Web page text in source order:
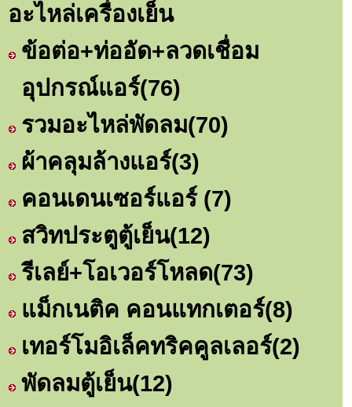
อะไหล่เครื่องเย็น
ข้อต่อ+ท่ออัด+ลวดเชื่อม
อุปกรณ์แอร์(76)
รวมอะไหล่พัดลม(70)
ผ้าคลุมล้างแอร์(3)
คอนเดนเซอร์แอร์ (7)
สวิทประตูตู้เย็น(12)
รีเลย์+โอเวอร์โหลด(73)
แม็กเนติค คอนแทกเตอร์(8)
เทอร์โมอิเล็คทริคคูลเลอร์(2)
พัดลมตู้เย็น(12)